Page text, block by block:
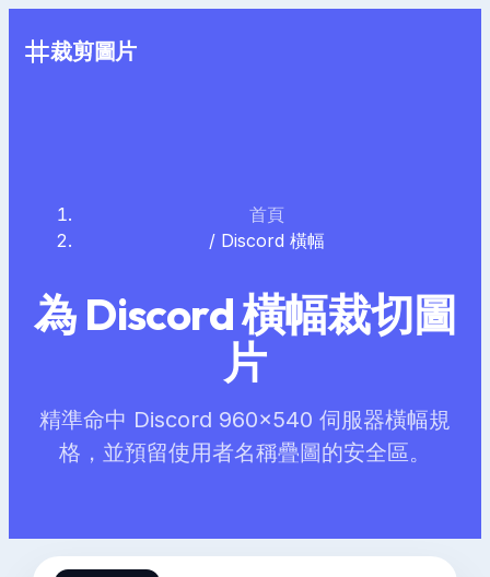
裁剪圖片
首頁
/ Discord 橫幅
為 Discord 橫幅裁切圖
片
精準命中 Discord 960×540 伺服器橫幅規
格，並預留使用者名稱疊圖的安全區。